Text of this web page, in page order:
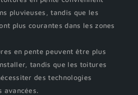
pluvieuses, tandis que les
plus courantes dans les zones
en pente peuvent être plus
tandis que les toitures
des technologies
avancées.